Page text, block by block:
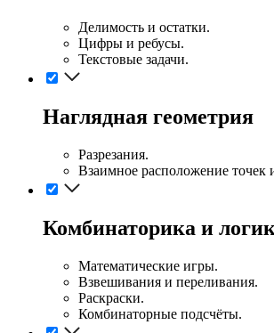
Делимость и остатки.
Цифры и ребусы.
Текстовые задачи.
Наглядная геометрия
Разрезания.
Взаимное расположение точек
Комбинаторика и
Математические игры.
Взвешивания и переливания.
Раскраски.
Комбинаторные подсчёты.